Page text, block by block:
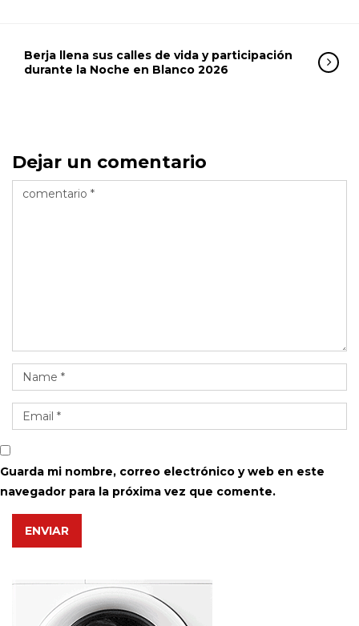
Berja llena sus calles de vida y participación
durante la Noche en Blanco 2026
Dejar un comentario
Guarda mi nombre, correo electrónico y web en este
navegador para la próxima vez que comente.
ENVIAR